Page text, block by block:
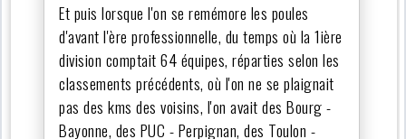
Et puis lorsque l'on se remémore les poules
d'avant l'ère professionnelle, du temps où la 1ière
division comptait 64 équipes, réparties selon les
classements précédents, où l'on ne se plaignait
pas des kms des voisins, l'on avait des Bourg -
Bayonne, des PUC - Perpignan, des Toulon -